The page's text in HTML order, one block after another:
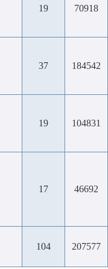
19 70918
37 184542
19 104831
17 46692
104 207577